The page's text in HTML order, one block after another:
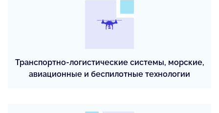
Транспортно-логистические системы, морские,
авиационные и беспилотные технологии